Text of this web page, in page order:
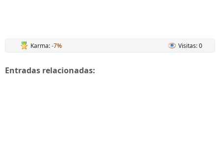
Karma:-7% Visitas: 0
Entradas relacionadas: